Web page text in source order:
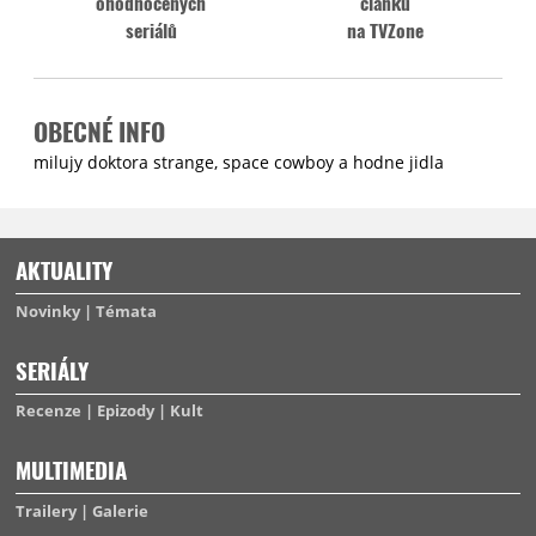
seriálů
na TVZone
OBECNÉ INFO
milujy doktora strange, space cowboy a hodne jidla
AKTUALITY
Novinky Témata
SERIÁLY
Recenze Epizody Kult
MULTIMEDIA
Trailery Galerie